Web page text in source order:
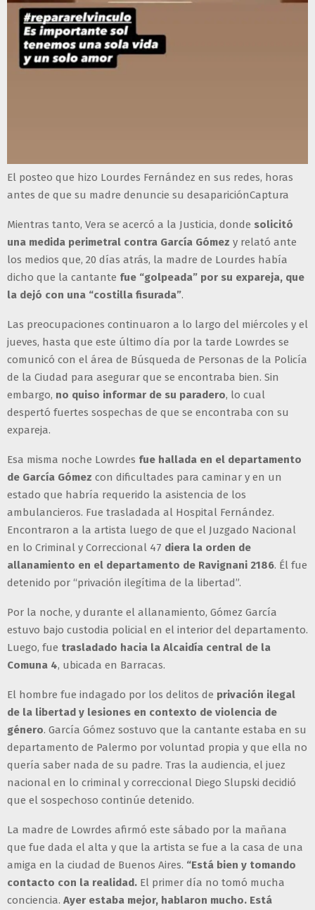
El posteo que hizo Lourdes Fernández en sus redes, horas
antes de que su madre denuncie su desapariciónCaptura
Mientras tanto, Vera se acercó a la Justicia, donde solicitó
una medida perimetral contra García Gómez y relató ante
los medios que, 20 días atrás, la madre de Lourdes había
dicho que la cantante fue “golpeada” por su expareja, que
la dejó con una “costilla fisurada”.
Las preocupaciones continuaron a lo largo del miércoles y el
jueves, hasta que este último día por la tarde Lowrdes se
comunicó con el área de Búsqueda de Personas de la Policía
de la Ciudad para asegurar que se encontraba bien. Sin
embargo, no quiso informar de su paradero, lo cual
despertó fuertes sospechas de que se encontraba con su
expareja.
Esa misma noche Lowrdes fue hallada en el departamento
de García Gómez con dificultades para caminar y en un
estado que habría requerido la asistencia de los
ambulancieros. Fue trasladada al Hospital Fernández.
Encontraron a la artista luego de que el Juzgado Nacional
en lo Criminal y Correccional 47 diera la orden de
allanamiento en el departamento de Ravignani 2186. Él fue
detenido por “privación ilegítima de la libertad”.
Por la noche, y durante el allanamiento, Gómez García
estuvo bajo custodia policial en el interior del departamento.
Luego, fue trasladado hacia la Alcaidía central de la
Comuna 4, ubicada en Barracas.
El hombre fue indagado por los delitos de privación ilegal
de la libertad y lesiones en contexto de violencia de
género. García Gómez sostuvo que la cantante estaba en su
departamento de Palermo por voluntad propia y que ella no
quería saber nada de su padre. Tras la audiencia, el juez
nacional en lo criminal y correccional Diego Slupski decidió
que el sospechoso continúe detenido.
La madre de Lowrdes afirmó este sábado por la mañana
que fue dada el alta y que la artista se fue a la casa de una
amiga en la ciudad de Buenos Aires. “Está bien y tomando
contacto con la realidad. El primer día no tomó mucha
conciencia. Ayer estaba mejor, hablaron mucho. Está